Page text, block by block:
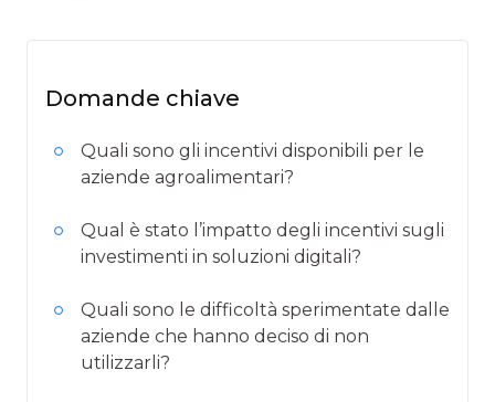
Domande chiave
Quali sono gli incentivi disponibili per le
aziende agroalimentari?
Qual è stato l’impatto degli incentivi sugli
investimenti in soluzioni digitali?
Quali sono le difficoltà sperimentate dalle
aziende che hanno deciso di non
utilizzarli?